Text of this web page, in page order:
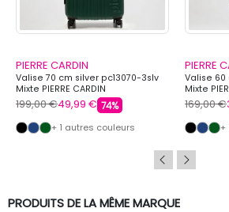
PIERRE CARDIN
Valise 70 cm silver pc13070-3slv
Mixte PIERRE CARDIN
199,00 €49,99 € 74%
+ 1 autres couleurs
PIERRE
Valise 60
Mixte
169,00 €
+
PRODUITS DE LA MÊME MARQUE